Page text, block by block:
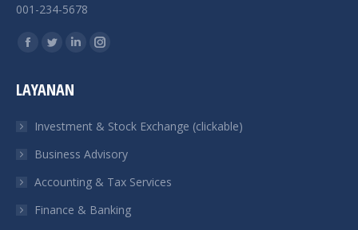
001-234-5678
Find us on:
Facebook
opens
new
window
Twitter
opens
new
window
Linkedin
new
window
Instagram
new
window
LAYANAN
Investment & Stock Exchange (clickable)
Business Advisory
Accounting & Tax Services
Finance & Banking